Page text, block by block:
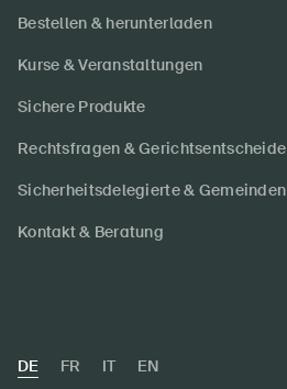
Bestellen & herunterladen
Kurse & Veranstaltungen
Sichere Produkte
Rechtsfragen & Gerichtsentscheide
Sicherheitsdelegierte & Gemeinden
Kontakt & Beratung
DE FR IT EN